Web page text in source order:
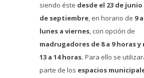
siendo éste desde el 23 de
de septiembre, en horario de 9
lunes a viernes, con opción de
madrugadores de 8 a 9 horas
13 a 14 horas. Para ello se
parte de los espacios